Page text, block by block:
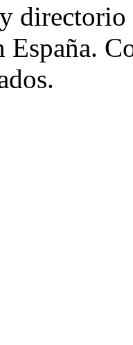
directorio
España.